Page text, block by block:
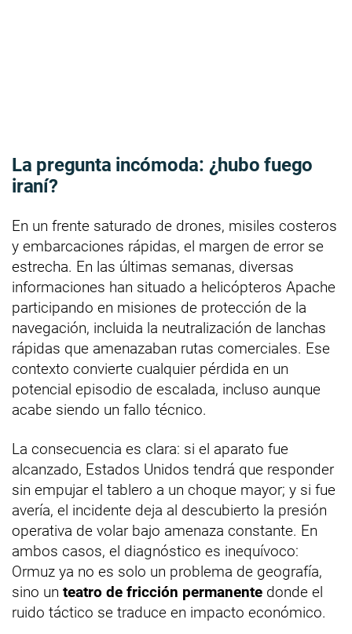
La pregunta incómoda: ¿hubo fuego
iraní?
En un frente saturado de drones, misiles costeros
y embarcaciones rápidas, el margen de error se
estrecha. En las últimas semanas, diversas
informaciones han situado a helicópteros Apache
participando en misiones de protección de la
navegación, incluida la neutralización de lanchas
rápidas que amenazaban rutas comerciales. Ese
contexto convierte cualquier pérdida en un
potencial episodio de escalada, incluso aunque
acabe siendo un fallo técnico.
La consecuencia es clara: si el aparato fue
alcanzado, Estados Unidos tendrá que responder
sin empujar el tablero a un choque mayor; y si fue
avería, el incidente deja al descubierto la presión
operativa de volar bajo amenaza constante. En
ambos casos, el diagnóstico es inequívoco:
Ormuz ya no es solo un problema de geografía,
sino un teatro de fricción permanente donde el
ruido táctico se traduce en impacto económico.